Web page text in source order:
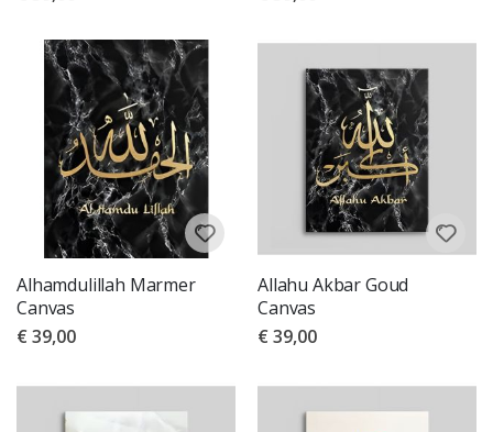
Alhamdulillah Marmer
Canvas
€ 39,00
Allahu Akbar Goud
Canvas
€ 39,00